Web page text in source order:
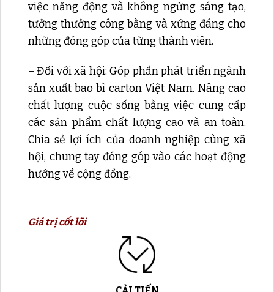
việc năng động và không ngừng sáng tạo,
tưởng thưởng công bằng và xứng đáng cho
những đóng góp của từng thành viên.
– Đối với xã hội: Góp phần phát triển ngành
sản xuất bao bì carton Việt Nam. Nâng cao
chất lượng cuộc sống bằng việc cung cấp
các sản phẩm chất lượng cao và an toàn.
Chia sẻ lợi ích của doanh nghiệp cùng xã
hội, chung tay đóng góp vào các hoạt động
hướng về cộng đồng.
Giá trị cốt lõi